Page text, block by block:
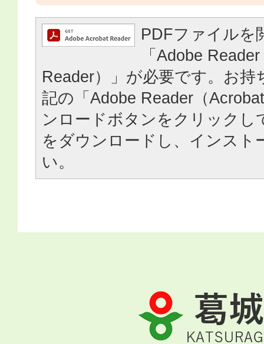
PDFファイルを
「Adobe
Reader）」が必要です。お持
記の「Adobe Reader（
ンロードボタンをクリックし
をダウンロードし、インスト
い。
葛
城
市